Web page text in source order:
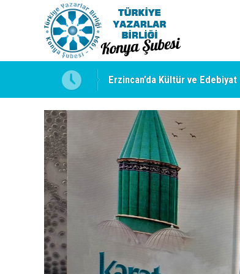
Erzincan’da Kültür ve